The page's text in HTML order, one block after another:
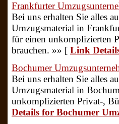
Frankfurter
Bei uns erhalten Sie alles
Umzugsmaterial in
für einen unkomplizierten
brauchen. »» [ Link
Bochumer
Bei uns erhalten Sie alles
Umzugsmaterial in
unkomplizierten Privat-,
Details for Bochumer